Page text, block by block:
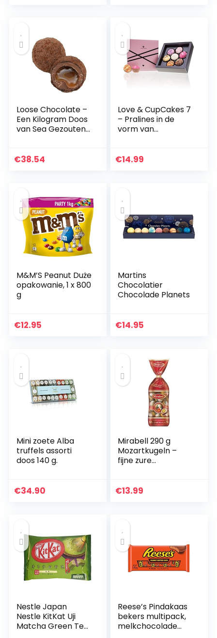
Loose Chocolate –
Een Kilogram Doos
van Sea Gezouten
Chocolate Gift
€38.54
Love & CupCakes 7
– Pralines in de
vorm van
Geschenk |
€14.99
M&M’S Peanut Duże
opakowanie, 1 x 800
g
€12.95
Martins
Chocolatier
Chocolade Planets
€14.95
Mini zoete Alba
truffels assorti
doos 140 g.
€34.90
Mirabell 290 g
Mozartkugeln –
fijne zure
€13.99
Nestle Japan
Nestle KitKat Uji
Matcha Green Tea
Reese’s Pindakaas
bekers multipack,
melkchocolade